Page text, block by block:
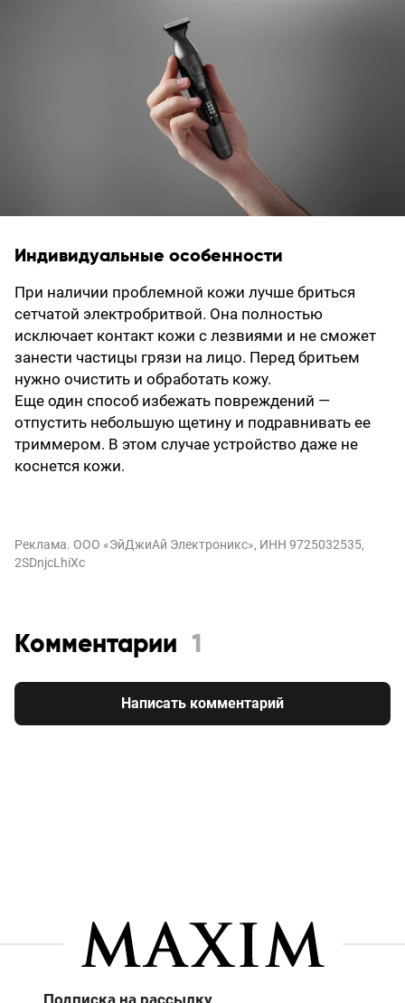
Индивидуальные особенности
При наличии проблемной кожи лучше бриться
сетчатой электробритвой. Она полностью
исключает контакт кожи с лезвиями и не сможет
занести частицы грязи на лицо. Перед бритьем
нужно очистить и обработать кожу.
Еще один способ избежать повреждений —
отпустить небольшую щетину и подравнивать ее
триммером. В этом случае устройство даже не
коснется кожи.
Реклама. ООО «ЭйДжиАй Электроникс», ИНН 9725032535,
2SDnjcLhiXc
Комментарии 1
Написать комментарий